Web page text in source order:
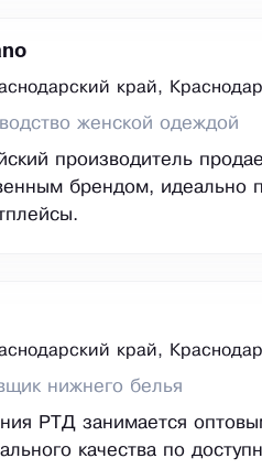
край, Краснодар
женской одеждой
производитель
брендом, идеально
край, Краснодар
нижнего белья
РТД занимается
качества по